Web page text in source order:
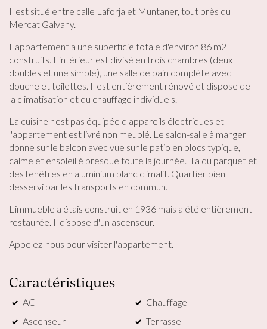
Il est situé entre calle Laforja et Muntaner, tout près du
Mercat Galvany.
L'appartement a une superficie totale d'environ 86 m2
construits. L'intérieur est divisé en trois chambres (deux
doubles et une simple), une salle de bain complète avec
douche et toilettes. Il est entièrement rénové et dispose de
la climatisation et du chauffage individuels.
La cuisine n'est pas équipée d'appareils électriques et
l'appartement est livré non meublé. Le salon-salle à manger
donne sur le balcon avec vue sur le patio en blocs typique,
calme et ensoleillé presque toute la journée. Il a du parquet et
des fenêtres en aluminium blanc climalit. Quartier bien
desservi par les transports en commun.
L'immueble a étais construit en 1936 mais a été entièrement
restaurée. Il dispose d'un ascenseur.
Appelez-nous pour visiter l'appartement.
Caractéristiques
AC
Chauffage
Ascenseur
Terrasse
Modifier les cookies
Technique et Fonctionnel
informations afin d'améliorer nos services. Si vous
pouvant, s'il le souhaite, empêcher leur installation sur son
disque dur, même s'il doit garder à l'esprit qu'une telle
site.